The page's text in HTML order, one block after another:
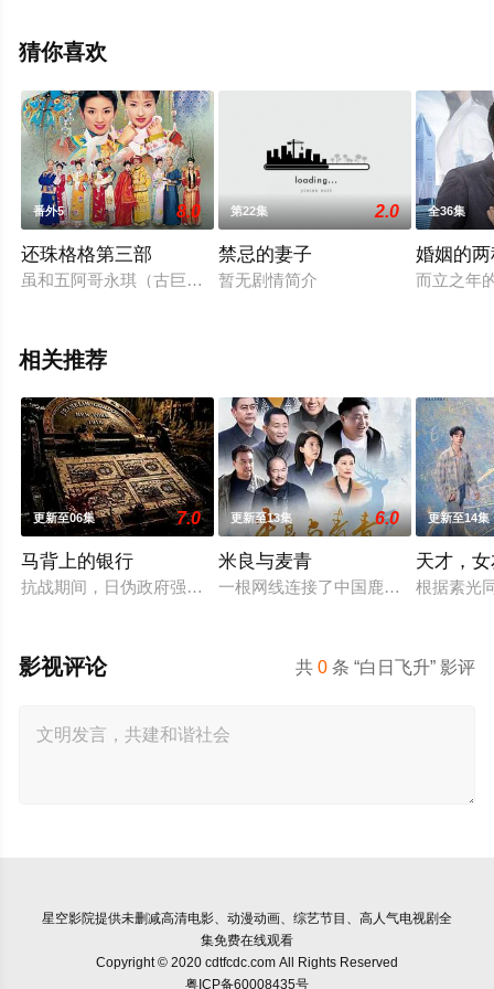
移步至豆瓣电视剧、电视猫或剧情网等平台了解。
猜你喜欢
番外5 8.0
还珠格格第三部
虽和五阿哥永琪（古巨基 饰）最终结为连理，但是小燕子（黄
第22集 2.0
禁忌的妻子
暂无剧情简介
全36集
婚姻的
而立之年
相关推荐
更新至06集 7.0
马背上的银行
抗战期间，日伪政府强行推广、使用由“中国准备银行”发行的伪
更新至13集 6.0
米良与麦青
一根网线连接了中国鹿鸣村和英国牛
更新至14集
天才，
根据素光
共0 条 “白日飞升” 影评
影视评论
星空影院提供未删减高清电影、动漫动画、综艺节目、高人气电视剧全
集免费在线观看
Copyright © 2020 cdtfcdc.com All Rights Reserved
粤ICP备60008435号